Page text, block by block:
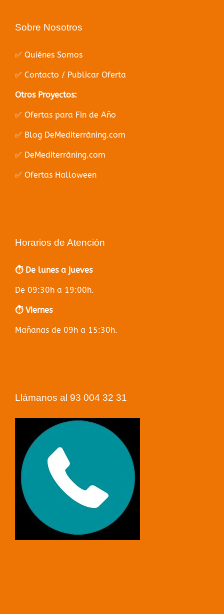
Sobre Nosotros
✅ Quiénes Somos
✅ Contacto / Publicar Oferta
Otros Proyectos:
✅ Ofertas para Fin de Año
✅ Blog DeMediterràning.com
✅ DeMediterràning.com
✅ Ofertas Halloween
Horarios de Atención
⏱️ De lunes a jueves
De 09:30h a 19:00h.
⏱️ Viernes
Mañanas de 09h a 15:30h.
Llámanos al 93 004 32 31